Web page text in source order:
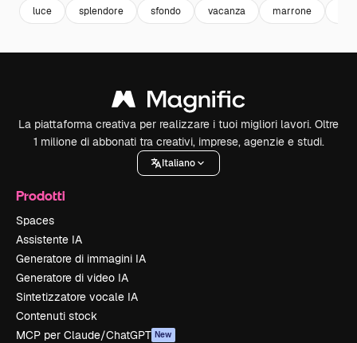
luce splendore sfondo vacanza marrone
La piattaforma creativa per realizzare i tuoi migliori lavori. Oltre
1 milione di abbonati tra creativi, imprese, agenzie e studi.
Italiano
Prodotti
Spaces
Assistente IA
Generatore di immagini IA
Generatore di video IA
Sintetizzatore vocale IA
Contenuti stock
MCP per Claude/ChatGPT New